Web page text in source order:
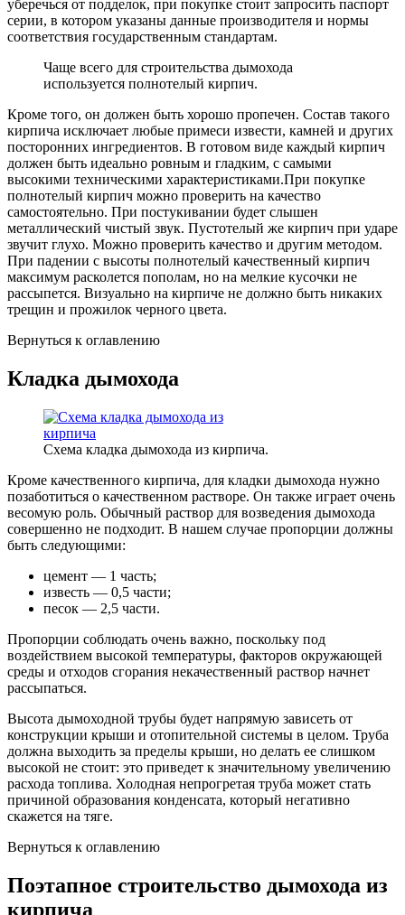
уберечься от подделок, при покупке стоит запросить паспорт
серии, в котором указаны данные производителя и нормы
соответствия государственным стандартам.
Чаще всего для строительства дымохода
используется полнотелый кирпич.
Кроме того, он должен быть хорошо пропечен. Состав такого
кирпича исключает любые примеси извести, камней и других
посторонних ингредиентов. В готовом виде каждый кирпич
должен быть идеально ровным и гладким, с самыми
высокими техническими характеристиками.При покупке
полнотелый кирпич можно проверить на качество
самостоятельно. При постукивании будет слышен
металлический чистый звук. Пустотелый же кирпич при ударе
звучит глухо. Можно проверить качество и другим методом.
При падении с высоты полнотелый качественный кирпич
максимум расколется пополам, но на мелкие кусочки не
рассыпется. Визуально на кирпиче не должно быть никаких
трещин и прожилок черного цвета.
Вернуться к оглавлению
Кладка дымохода
Схема кладка дымохода из кирпича.
Кроме качественного кирпича, для кладки дымохода нужно
позаботиться о качественном растворе. Он также играет очень
весомую роль. Обычный раствор для возведения дымохода
совершенно не подходит. В нашем случае пропорции должны
быть следующими:
цемент — 1 часть;
известь — 0,5 части;
песок — 2,5 части.
Пропорции соблюдать очень важно, поскольку под
воздействием высокой температуры, факторов окружающей
среды и отходов сгорания некачественный раствор начнет
рассыпаться.
Высота дымоходной трубы будет напрямую зависеть от
конструкции крыши и отопительной системы в целом. Труба
должна выходить за пределы крыши, но делать ее слишком
высокой не стоит: это приведет к значительному увеличению
расхода топлива. Холодная непрогретая труба может стать
причиной образования конденсата, который негативно
скажется на тяге.
Вернуться к оглавлению
Поэтапное строительство дымохода из
кирпича